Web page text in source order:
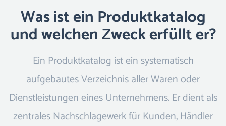
Was ist ein Produktkatalog
und welchen Zweck erfüllt er?
Ein Produktkatalog ist ein systematisch
aufgebautes Verzeichnis aller Waren oder
Dienstleistungen eines Unternehmens. Er dient als
zentrales Nachschlagewerk für Kunden, Händler